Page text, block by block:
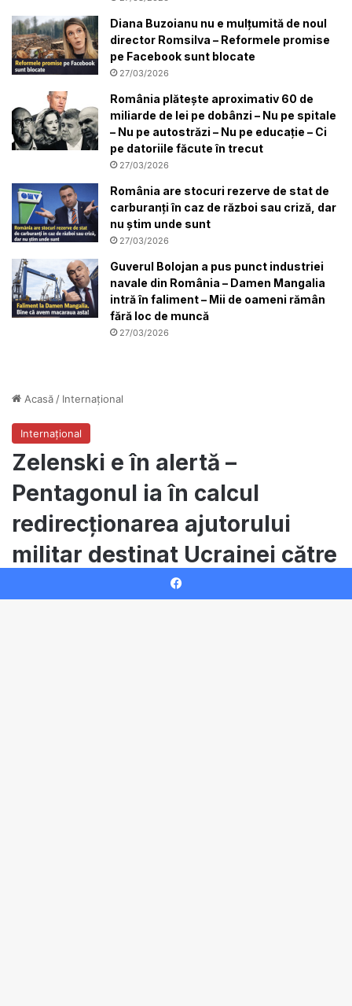
Diana Buzoianu nu e mulțumită de noul
director Romsilva – Reformele promise
pe Facebook sunt blocate
27/03/2026
România plătește aproximativ 60 de
miliarde de lei pe dobânzi – Nu pe spitale
– Nu pe autostrăzi – Nu pe educație – Ci
pe datoriile făcute în trecut
27/03/2026
România are stocuri rezerve de stat de
carburanți în caz de război sau criză, dar
nu știm unde sunt
27/03/2026
Guverul Bolojan a pus punct industriei
navale din România – Damen Mangalia
intră în faliment – Mii de oameni rămân
fără loc de muncă
27/03/2026
Facebook